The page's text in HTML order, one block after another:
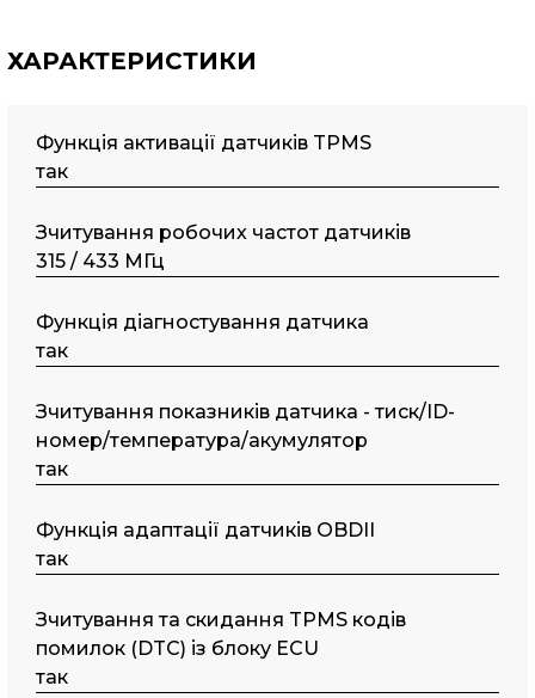
ХАРАКТЕРИСТИКИ
Функція активації датчиків TPMS
так
Зчитування робочих частот датчиків
315 / 433 МГц
Функція діагностування датчика
так
Зчитування показників датчика - тиск/ID-
номер/температура/акумулятор
так
Функція адаптації датчиків OBDII
так
Зчитування та скидання TPMS кодів
помилок (DTC) із блоку ECU
так